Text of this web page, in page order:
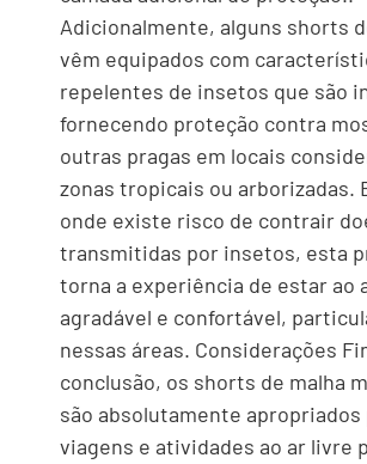
Adicionalmente, alguns shorts
vêm equipados com
repelentes de insetos que são
fornecendo proteção contra
outras pragas em locais
zonas tropicais ou arborizadas.
onde existe risco de contrair
transmitidas por insetos, esta
torna a experiência de estar ao
agradável e confortável,
nessas áreas. Considerações
conclusão, os shorts de malha
são absolutamente apropriados
viagens e atividades ao ar livre